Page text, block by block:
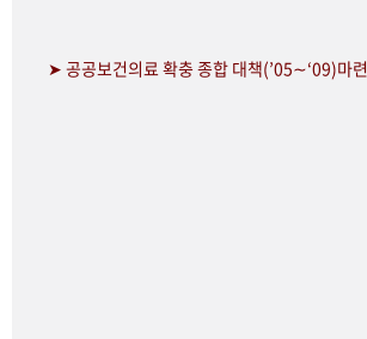
➤ 공공보건의료 확충 종합 대책(’05∼‘09)마련